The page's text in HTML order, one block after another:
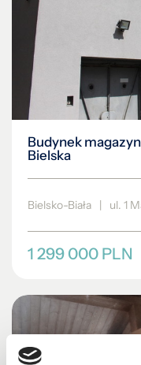
Budynek
Bielska
Bielsko-Biała | ul. 1
1 299 000 PLN